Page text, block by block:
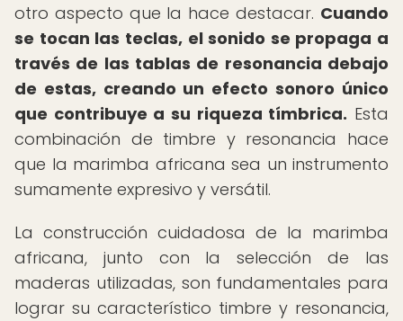
otro aspecto que la hace destacar. Cuando
se tocan las teclas, el sonido se propaga a
través de las tablas de resonancia debajo
de estas, creando un efecto sonoro único
que contribuye a su riqueza tímbrica. Esta
combinación de timbre y resonancia hace
que la marimba africana sea un instrumento
sumamente expresivo y versátil.
La construcción cuidadosa de la marimba
africana, junto con la selección de las
maderas utilizadas, son fundamentales para
lograr su característico timbre y resonancia,